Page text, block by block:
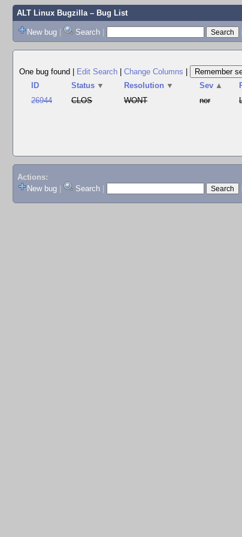
ALT Linux Bugzilla– Bug List
New bug | Search |
One bug found
Edit Search Change Columns
ID
Status ▼ Resolution ▼ Sev ▲
26944
CLOS WONT nor
Actions:
New bug
Search